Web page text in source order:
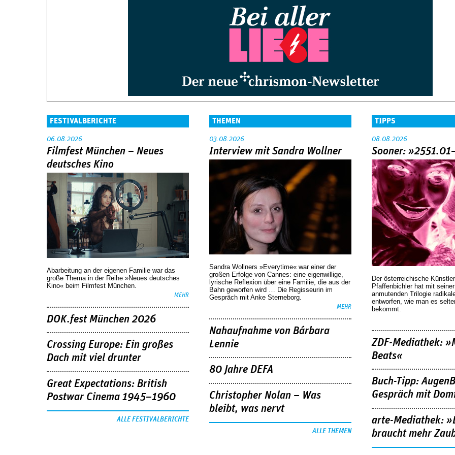
FESTIVALBERICHTE
06.08.2026
Filmfest München – Neues
deutsches Kino
Abarbeitung an der eigenen Familie war das
große Thema in der Reihe »Neues deutsches
Kino« beim Filmfest München.
MEHR
DOK.fest München 2026
Crossing Europe: Ein großes
Dach mit viel drunter
Great Expectations: British
Postwar Cinema 1945–1960
ALLE FESTIVALBERICHTE
THEMEN
03.08.2026
Interview mit Sandra Wollner
Sandra Wollners »Everytime« war einer der
großen Erfolge von Cannes: eine eigenwillige,
lyrische Reflexion über eine ­Familie, die aus der
Bahn geworfen wird … Die Regisseurin im
Gespräch mit Anke Sterneborg.
MEHR
Nahaufnahme von Bárbara
Lennie
80 Jahre DEFA
Christopher Nolan – Was
bleibt, was nervt
ALLE THEMEN
TIPPS
08.08.2026
Sooner:
Der österreichische
Pfaffenbichler hat mit
anmutenden Trilogie
entworfen, wie man es
bekommt.
ZDF-Mediathek:
Beats«
Buch-Tipp:
Gespräch mit
arte-Mediathek:
braucht mehr